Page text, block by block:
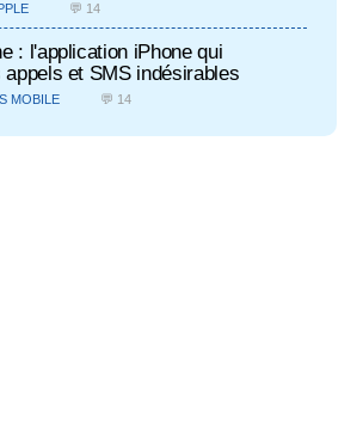
💬 14
: l'application iPhone qui
appels et SMS indésirables
MOBILE 💬 14